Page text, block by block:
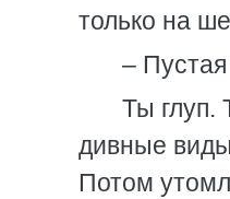
только на
– Пустая
Ты глуп.
дивные
Потом